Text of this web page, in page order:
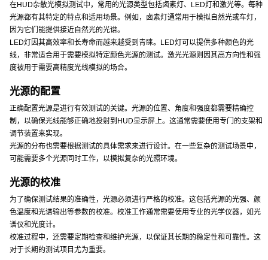
在HUD杂散光模拟测试中，常用的光源类型包括卤素灯、LED灯和激光等。每种
光源都有其特定的特点和适用场景。例如，卤素灯通常用于模拟自然光或车灯，
因为它们能提供接近自然光的光谱。
LED灯因其高效率和长寿命而越来越受到青睐。LED灯可以提供多种颜色的光
线，非常适合用于需要模拟特定颜色光源的测试。激光光源则因其高方向性和强
度被用于需要高精度光线模拟的场合。
光源的配置
正确配置光源是进行有效测试的关键。光源的位置、角度和强度都需要精确控
制，以确保光线能够正确地投射到HUD显示屏上。这通常需要使用专门的支架和
调节装置来实现。
光源的分布也需要根据测试的具体需求来进行设计。在一些复杂的测试场景中，
可能需要多个光源同时工作，以模拟复杂的光照环境。
光源的校准
为了确保测试结果的准确性，光源必须进行严格的校准。这包括光源的光强、颜
色温度和光谱输出等参数的校准。校准工作通常需要使用专业的光学仪器，如光
谱仪和光度计。
校准过程中，还需要定期检查和维护光源，以保证其长期的稳定性和可靠性。这
对于长期的测试项目尤为重要。